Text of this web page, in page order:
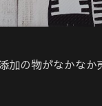
加の物がなかなか